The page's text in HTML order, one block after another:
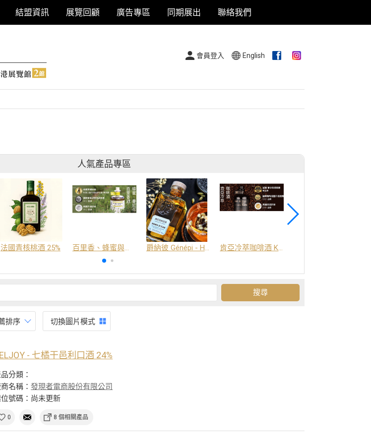
結盟資訊 展覽回顧 廣告專區 同期展出 聯絡我們
會員登入 English
人氣產品專區
法國青核桃酒 25% 百里香、蜂蜜與番紅花酒 爵納彼 Génépi - Hors d'Age (橡木桶陳釀) -阿爾卑斯山草本酒 肯亞冷萃咖啡酒 Kenya Coffee Brew
排序 切換圖片模式
- 七橘干邑利口酒 24%
分類：
名稱：發現者電商股份有限公司
號碼：尚未更新
0 8 個相關產品